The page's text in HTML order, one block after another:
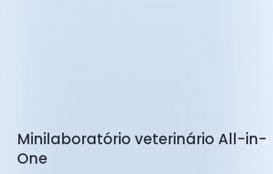
Minilaboratório veterinário All-in-
One